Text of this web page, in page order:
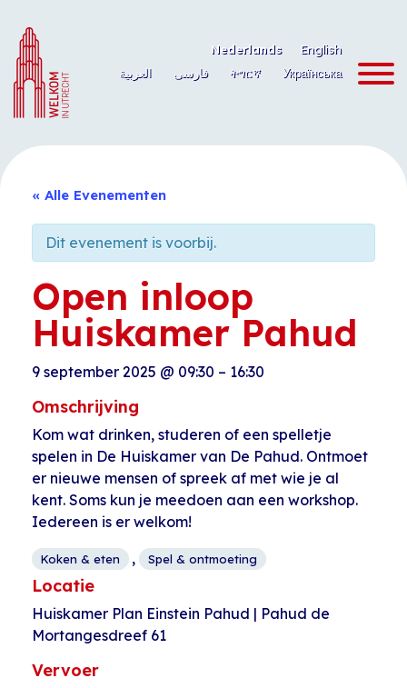
naar
de
inhoud
Nederlands
English
العربية
فارسی ትግርኛ Українська
« Alle Evenementen
Dit evenement is voorbij.
Open inloop
Huiskamer Pahud
9 september 2025 @ 09:30 – 16:30
Omschrijving
Kom wat drinken, studeren of een spelletje
spelen in De Huiskamer van De Pahud. Ontmoet
er nieuwe mensen of spreek af met wie je al
kent. Soms kun je meedoen aan een workshop.
Iedereen is er welkom!
Koken & eten , Spel & ontmoeting
Locatie
Huiskamer Plan Einstein Pahud | Pahud de
Mortangesdreef 61
Vervoer